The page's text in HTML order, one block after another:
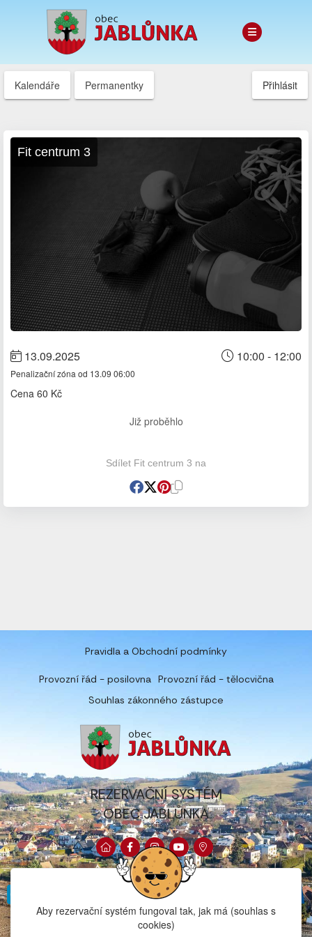
Kalendáře Permanentky Přihlásit
Fit centrum 3
13.09.2025 10:00 - 12:00
Penalizační zóna od 13.09 06:00
Cena 60 Kč
Již proběhlo
Sdílet Fit centrum 3 na
Pravidla a Obchodní podmínky
Provozní řád - posilovna Provozní řád - tělocvična
Souhlas zákonného zástupce
REZERVAČNÍ SYSTÉM
OBEC JABLŮNKA
Aby rezervační systém fungoval tak, jak má (souhlas s
cookies)